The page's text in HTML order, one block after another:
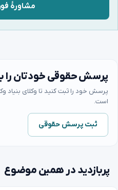
مشاورهٔ
پرسش حقوقی خودتان را
پرسش خود را ثبت کنید تا وکلای
است.
ثبت پرسش حقوقی
پربازدید در همین موضوع